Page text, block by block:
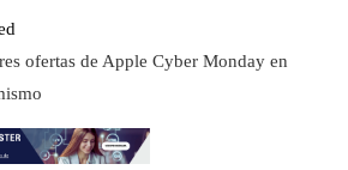
ofertas de Apple Cyber ​​​​Monday en